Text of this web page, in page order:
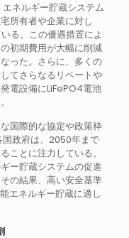
エネルギー貯蔵システム
所有者や企業に対し
る。この優遇措置によ
初期費用が大幅に削減
った。さらに、多くの
てさらなるリベートや
電設備にLiFePO4電池
国際的な協定や政策枠
国政府は、2050年まで
ことに注力している。
ー貯蔵システムの促進
の結果、高い安全基準
エネルギー貯蔵に適し